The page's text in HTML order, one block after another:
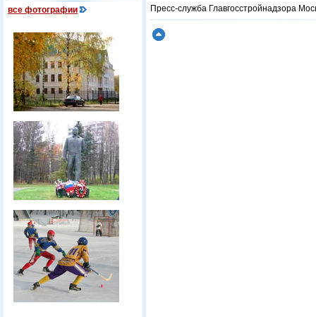
все фотографии
Пресс-служба Главгосстройнадзора